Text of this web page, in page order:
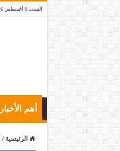
السبت 8 أغسطس 2026
أهم الأخبار
الرئيسية /